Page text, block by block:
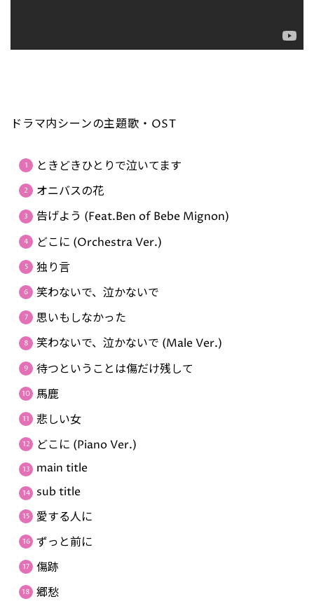
ドラマ内シーンの主題歌・OST
ときどきひとりで泣いてます
オニバスの花
告げよう (Feat.Ben of Bebe Mignon)
どこに (Orchestra Ver.)
独り言
笑わないで、泣かないで
思いもしなかった
笑わないで、泣かないで (Male Ver.)
待つということは傷だけ残して
馬鹿
悲しい女
どこに (Piano Ver.)
main title
sub title
愛する人に
ずっと前に
傷跡
郷愁